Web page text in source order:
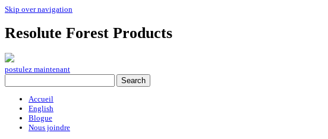
Skip over navigation
Resolute Forest Products
postulez maintenant
Accueil
English
Blogue
Nous joindre